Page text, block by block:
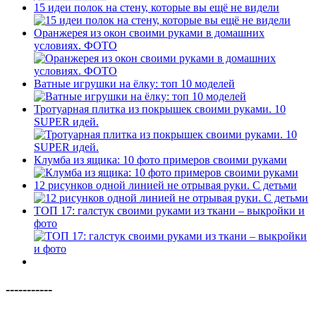
15 идеи полок на стену, которые вы ещё не видели
Оранжерея из окон своими руками в домашних
условиях. ФОТО
Ватные игрушки на ёлку: топ 10 моделей
Тротуарная плитка из покрышек своими руками. 10
SUPER идей.
Клумба из ящика: 10 фото примеров своими руками
12 рисунков одной линией не отрывая руки. С детьми
ТОП 17: галстук своими руками из ткани – выкройки и
фото
-----------